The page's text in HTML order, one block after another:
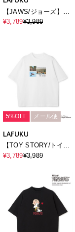
【JAWS/ジョーズ】ヴ
ィンテージライクビッ
¥3,789¥3,989
5%OFF メール便
LAFUKU
【TOY STORY/トイ・
ストーリー】Movieグ
Over Harf Sleeve
shirt《UNISEX》
¥3,789¥3,989